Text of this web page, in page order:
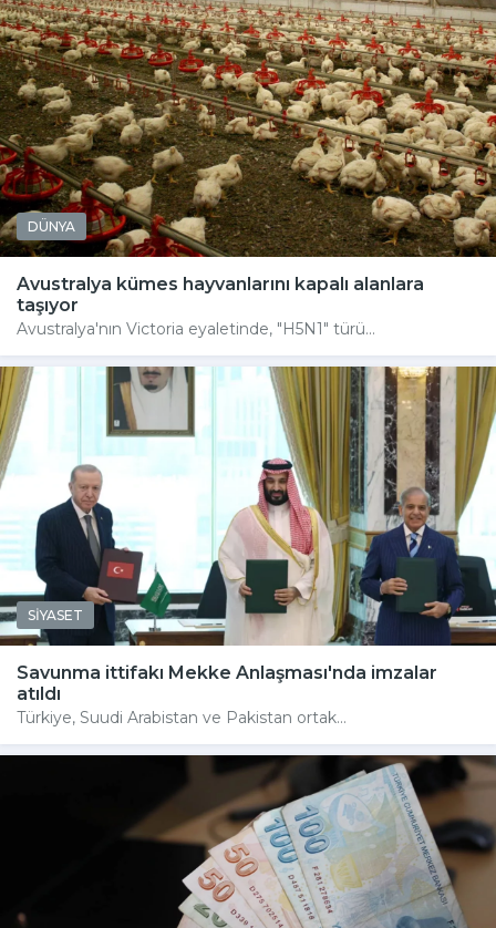
DÜNYA
Avustralya kümes hayvanlarını kapalı alanlara
taşıyor
Avustralya'nın Victoria eyaletinde, "H5N1" türü...
SİYASET
Savunma ittifakı Mekke Anlaşması'nda imzalar
atıldı
Türkiye, Suudi Arabistan ve Pakistan ortak...